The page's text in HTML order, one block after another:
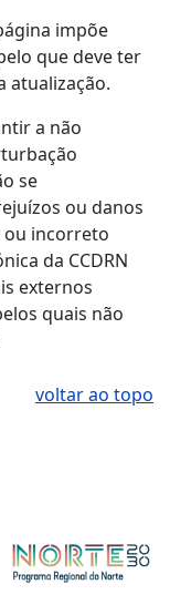
impõe
que deve ter
atualização.
a não
se
ou danos
incorreto
da CCDRN
externos
quais não
voltar ao topo